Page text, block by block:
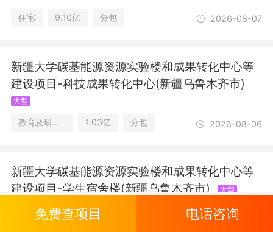
住宅 9.10亿 分包 2026-08-07
新疆大学碳基能源资源实验楼和成果转化中心等
建设项目-科技成果转化中心(新疆乌鲁木齐市)
大型
教育及研究设施 1.03亿 分包 2026-08-06
新疆大学碳基能源资源实验楼和成果转化中心等
建设项目-学生宿舍楼(新疆乌鲁木齐市)
大型
住宅/教育及研究设施 2.03亿 2026-08-06
免费查项目 电话咨询